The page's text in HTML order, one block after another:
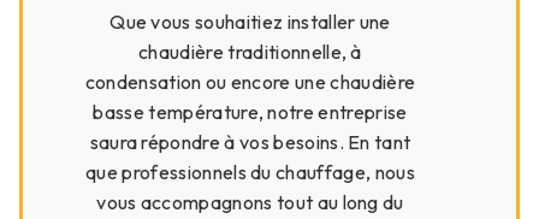
Que vous souhaitiez installer une
chaudière traditionnelle, à
condensation ou encore une chaudière
basse température, notre entreprise
saura répondre à vos besoins. En tant
que professionnels du chauffage, nous
vous accompagnons tout au long du